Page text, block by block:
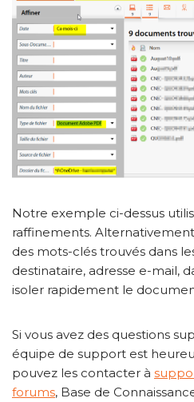
Notre exemple ci-dessus
raffinements.
des mots-clés trouvés dans
destinataire, adresse e-mail,
isoler rapidement le
Si vous avez des questions
équipe de support est
pouvez les contacter à
forums, Base de